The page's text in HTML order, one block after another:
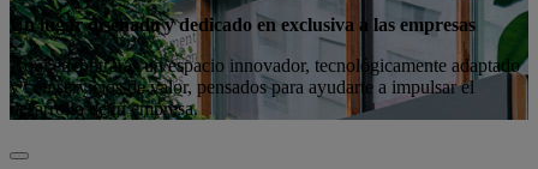
Un lugar diseñado y dedicado en exclusiva a las empresas
Aquí encontrarás un espacio innovador, tecnológicamente adaptado
y con servicios de valor, pensados para ayudarte a impulsar el
desarrollo de tu empresa.